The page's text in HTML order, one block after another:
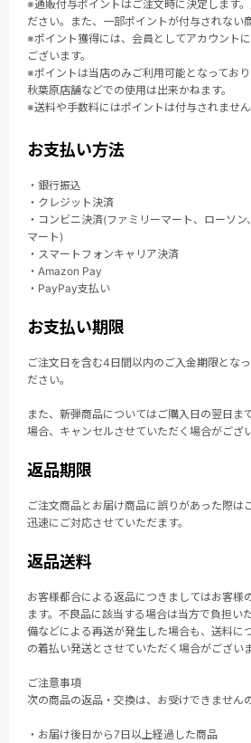
※通販付与ポイントはご注文時に決定します
ださい。また、一部ポイントが付与されない
※ポイント獲得には、会員としてアカウント
ございます。
※ポイントは当店のみご利用可能となってお
秋葉原店舗などでの使用は出来かねます。
※送料や手数料にはポイントは付与されません
お支払い方法
・銀行振込
・クレジット決済
・コンビニ決済(ファミリーマート、ローソ
マート)
・スマートフォンキャリア決済
・Amazon Pay
・PayPay支払い
お支払い期限
ご注文日を含む4日間以内のご入金期限とな
ださい。
また、新弾商品についてはご購入日の翌日ま
場合、キャンセルさせていただく場合がござ
返品期限
ご注文商品とお届け商品に誤りがあった際は
迅速にご対応させていただます。
返品送料
お客様都合による返品につきましてはお客様
ます。不良品に該当する場合は当方で負担い
備などによる再送が発生した場合も、送料に
の着払い発送とさせていただく場合がござい
ご注意事項
次の商品の返品・交換は、お受けできません
・お届け後日から7日以上経過した商品